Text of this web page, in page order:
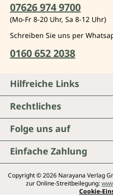
07626 974 9700
(Mo-Fr 8-20 Uhr, Sa 8-12 Uhr)
Schreiben Sie uns per
0160 652 2038
Folge uns auf
Einfache Zahlung
Hilfreiche Links
Rechtliches
Copyright © 2026 Narayana Verlag
zur Online-Streitbeilegung:
Cookie-